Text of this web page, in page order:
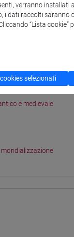
e medievale
verranno installati
i dati raccolti saranno
“Lista cookie”
selezionati